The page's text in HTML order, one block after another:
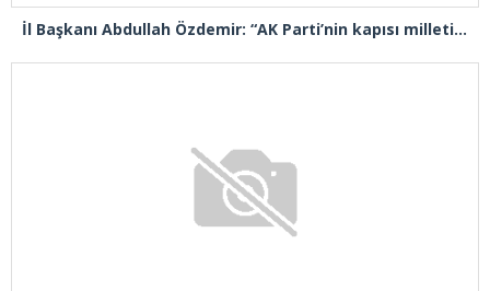
İl Başkanı Abdullah Özdemir: “AK Parti’nin kapısı milletine hizmet etmek isteyen herkese açıktır”